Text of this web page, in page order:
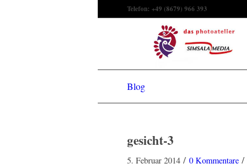
Telefon: +49 (8679) 966 393
Blog
gesicht-3
5. Februar 2014 / 0 Kommentare /